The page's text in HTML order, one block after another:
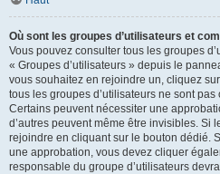
Où sont les groupes d’utilisateurs et
Vous pouvez consulter tous les groupes
« Groupes d’utilisateurs » depuis le
vous souhaitez en rejoindre un, cliquez
tous les groupes d’utilisateurs ne sont
Certains peuvent nécessiter une
d’autres peuvent même être invisibles. Si
rejoindre en cliquant sur le bouton dédié.
une approbation, vous devez cliquer
responsable du groupe d’utilisateurs